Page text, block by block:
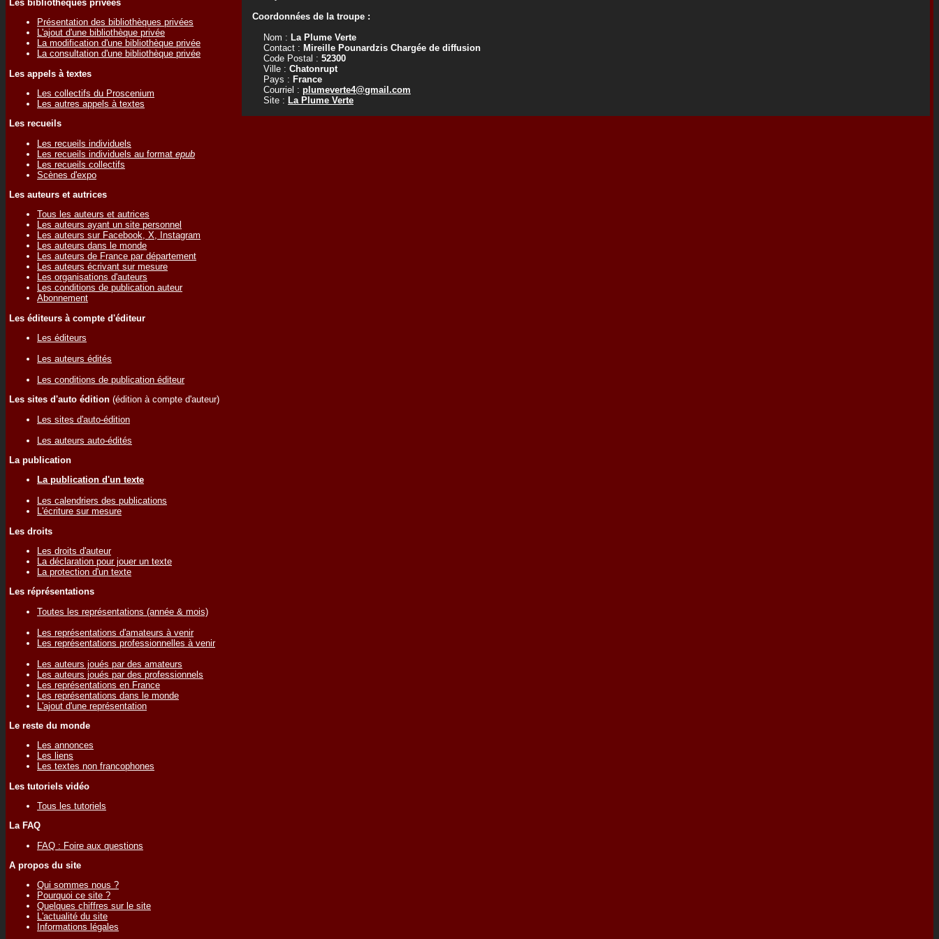
Les bibliothèques privées
Présentation des bibliothèques privées
L'ajout d'une bibliothèque privée
La modification d'une bibliothèque privée
La consultation d'une bibliothèque privée
Les appels à textes
Les collectifs du Proscenium
Les autres appels à textes
Les recueils
Les recueils individuels
Les recueils individuels au format epub
Les recueils collectifs
Scènes d'expo
Les auteurs et autrices
Tous les auteurs et autrices
Les auteurs ayant un site personnel
Les auteurs sur Facebook, X, Instagram
Les auteurs dans le monde
Les auteurs de France par département
Les auteurs écrivant sur mesure
Les organisations d'auteurs
Les conditions de publication auteur
Abonnement
Les éditeurs à compte d'éditeur
Les éditeurs
Les auteurs édités
Les conditions de publication éditeur
Les sites d'auto édition (édition à compte d'auteur)
Les sites d'auto-édition
Les auteurs auto-édités
La publication
La publication d'un texte
Les calendriers des publications
L'écriture sur mesure
Les droits
Les droits d'auteur
La déclaration pour jouer un texte
La protection d'un texte
Les réprésentations
Toutes les représentations (année & mois)
Les représentations d'amateurs à venir
Les représentations professionnelles à venir
Les auteurs joués par des amateurs
Les auteurs joués par des professionnels
Les représentations en France
Les représentations dans le monde
L'ajout d'une représentation
Le reste du monde
Les annonces
Les liens
Les textes non francophones
Les tutoriels vidéo
Tous les tutoriels
La FAQ
FAQ : Foire aux questions
A propos du site
Qui sommes nous ?
Pourquoi ce site ?
Quelques chiffres sur le site
L'actualité du site
Informations légales
Coordonnées de la troupe :
Nom : La Plume Verte
Contact : Mireille Pounardzis Chargée de diffusion
Code Postal : 52300
Ville : Chatonrupt
Pays : France
Courriel : plumeverte4@gmail.com
Site : La Plume Verte